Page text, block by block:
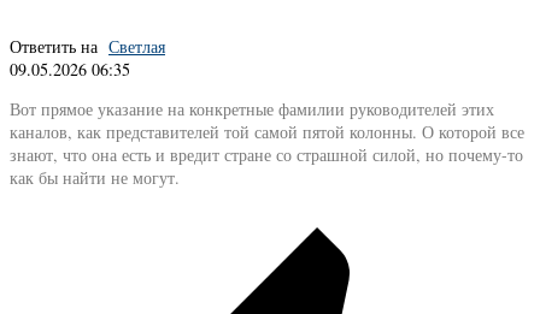
Ответить на Светлая
09.05.2026 06:35
Вот прямое указание на конкретные фамилии руководителей этих
каналов, как представителей той самой пятой колонны. О которой все
знают, что она есть и вредит стране со страшной силой, но почему-то
как бы найти не могут.